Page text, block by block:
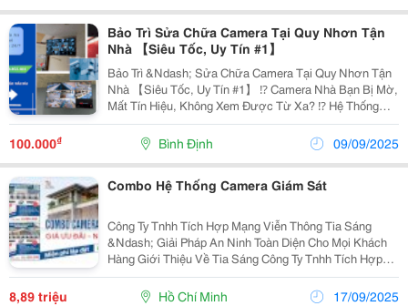
Bảo Trì Sửa Chữa Camera Tại Quy Nhơn Tận
Nhà 【Siêu Tốc, Uy Tín #1】
Bảo Trì &Ndash; Sửa Chữa Camera Tại Quy Nhơn Tận
Nhà 【Siêu Tốc, Uy Tín #1】 ⁉️ Camera Nhà Bạn Bị Mờ,
Mất Tín Hiệu, Không Xem Được Từ Xa? ⁉️ Hệ Thống
Camera Cửa Hàng, Văn Phòng, Công Ty Doanh Nghiệp
Hoạt Động Chập Chờn, Ảnh Hưởng Đến Công Việc
Quản...
100.000₫ Bình Định 09/09/2025
Combo Hệ Thống Camera Giám Sát
Công Ty Tnhh Tích Hợp Mạng Viễn Thông Tia Sáng
&Ndash; Giải Pháp An Ninh Toàn Diện Cho Mọi Khách
Hàng Giới Thiệu Về Tia Sáng Công Ty Tnhh Tích Hợp
Mạng Viễn Thông Tia Sáng Được Thành Lập Với Mục
Tiêu Mang Đến Cho Khách Hàng Những Giải Pháp Công
8,89 triệu Hồ Chí Minh 17/09/2025